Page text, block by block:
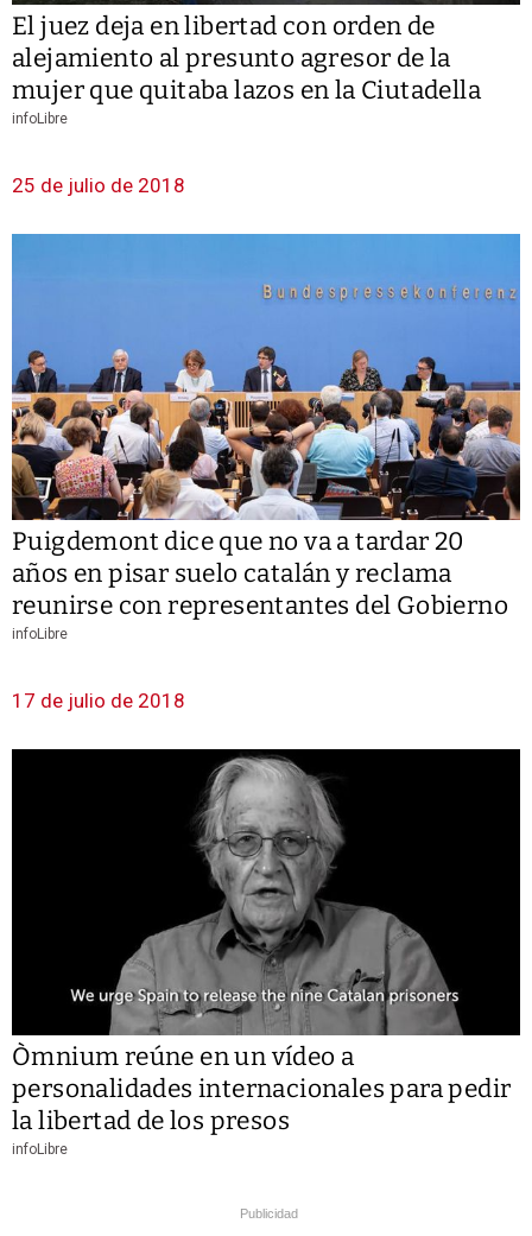
El juez deja en libertad con orden de
alejamiento al presunto agresor de la
mujer que quitaba lazos en la Ciutadella
infoLibre
25 de julio de 2018
Puigdemont dice que no va a tardar 20
años en pisar suelo catalán y reclama
reunirse con representantes del Gobierno
infoLibre
17 de julio de 2018
Òmnium reúne en un vídeo a
personalidades internacionales para pedir
la libertad de los presos
infoLibre
Publicidad